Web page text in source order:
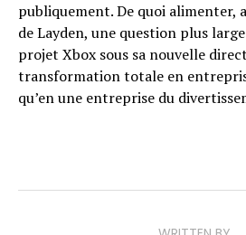
publiquement. De quoi alimenter,
de Layden, une question plus
projet Xbox sous sa nouvelle
transformation totale en
qu’en une entreprise du